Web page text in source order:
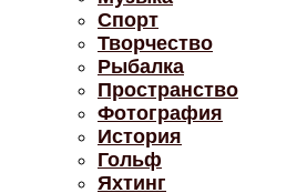
Спорт
Творчество
Рыбалка
Пространство
Фотография
История
Гольф
Яхтинг